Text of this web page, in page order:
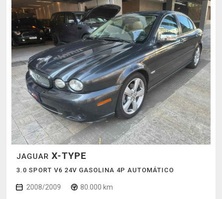
JAGUAR X-TYPE
3.0 SPORT V6 24V GASOLINA 4P AUTOMÁTICO
2008/2009 80.000 km